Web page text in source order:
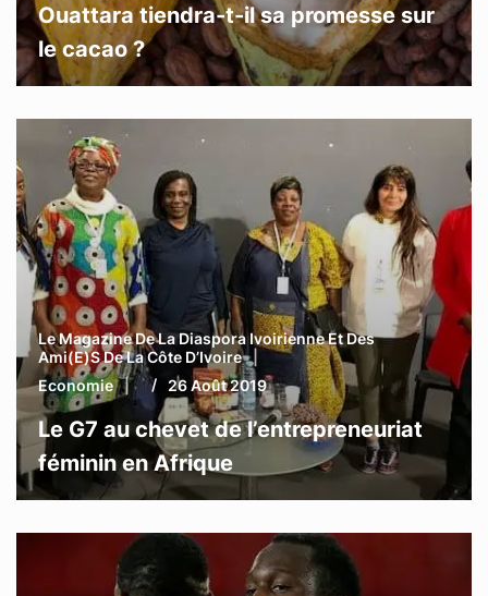
Ouattara tiendra-t-il sa promesse sur
le cacao ?
Le Magazine De La Diaspora Ivoirienne Et Des
Ami(e)s De La Côte D’Ivoire
Economie
26 Août 2019
Le G7 au chevet de l’entrepreneuriat
féminin en Afrique